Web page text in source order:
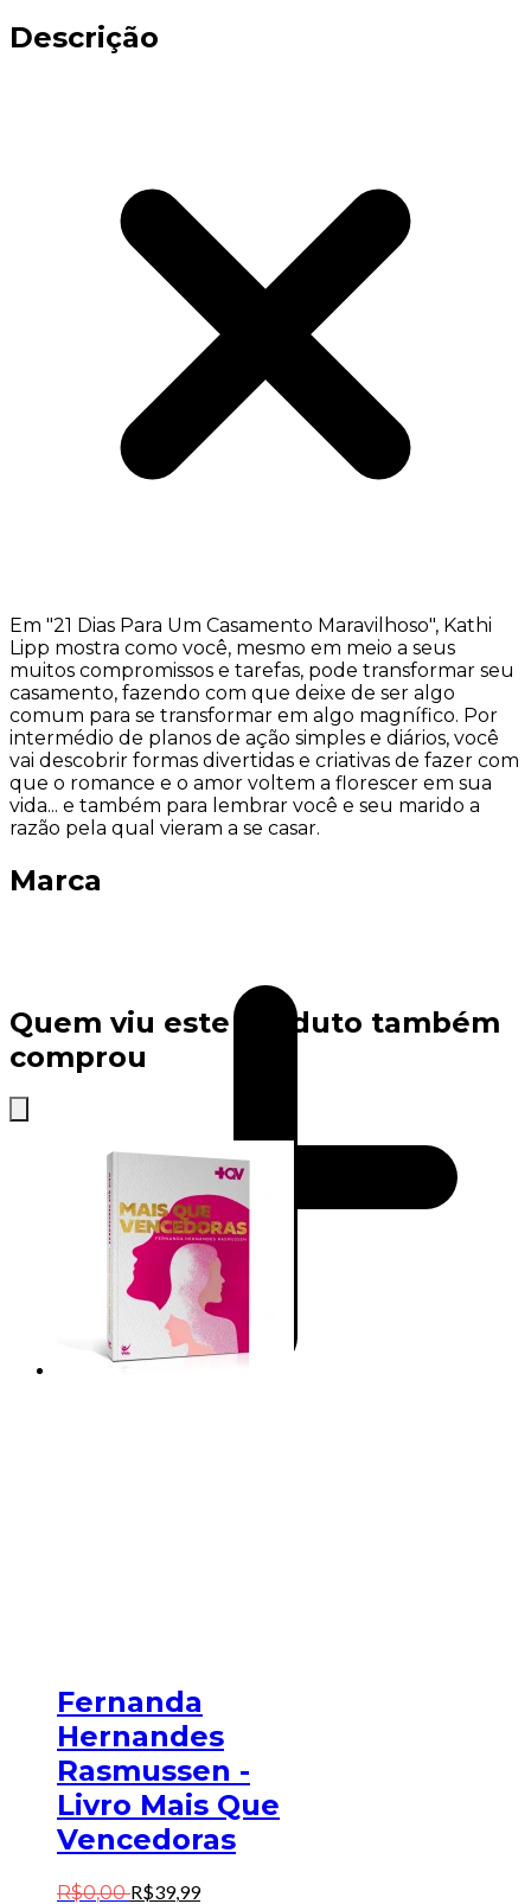
Descrição
Em "21 Dias Para Um Casamento Maravilhoso", Kathi
Lipp mostra como você, mesmo em meio a seus
muitos compromissos e tarefas, pode transformar seu
casamento, fazendo com que deixe de ser algo
comum para se transformar em algo magnífico. Por
intermédio de planos de ação simples e diários, você
vai descobrir formas divertidas e criativas de fazer com
que o romance e o amor voltem a florescer em sua
vida... e também para lembrar você e seu marido a
razão pela qual vieram a se casar.
Marca
Quem viu este produto também
comprou
Fernanda
Hernandes
Rasmussen -
Livro Mais Que
Vencedoras
R$0,00 R$39,99